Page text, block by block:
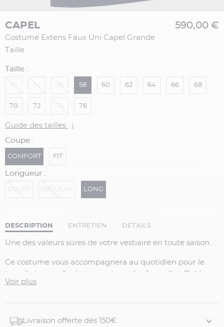
CAPEL
Costume Extens Faux Uni Capel Grande
Taille
590,00 €
Taille :
58 60 62 64 66 68
70 72 76
Guide des tailles i
Coupe :
COMFORT FIT
Longueur :
LONG
DESCRIPTION ENTRETIEN DÉTAILS
Une des valeurs sûres de votre vestiaire en toute saison.
Ce costume vous accompagnera au quotidien pour le
travail et pour d'autres occasions plus formelles. Dotée
d'une laine naturelle "stretch"du célèbre drapier italien
laine de boulocher, son grammage procure un tombé
Voir plus
Livraison offerte dés 150€